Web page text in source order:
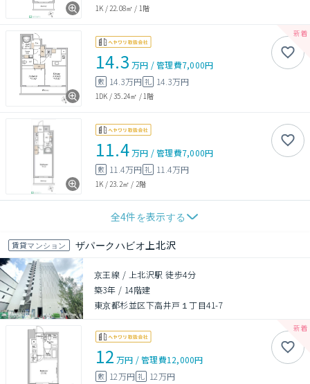
1K /22.08㎡ / 1階
14.3 万円 /管理費7,000円
敷 14.3万円 礼 14.3万円
1DK /35.24㎡ /1階
11.4万円 /管理費7,000円
敷 11.4万円 礼 11.4万円
1K /23.2㎡ / 2階
全4件を表示する
賃貸マンション ザパークハビオ上北沢
京王線 / 上北沢駅 徒歩4分
築3年 / 14階建
東京都杉並区下高井戸１丁目41-7
12 万円 /管理費12,000円
敷 12万円 礼 12万円